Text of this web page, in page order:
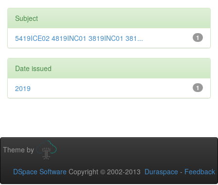
Subject
1
5419ICE02 4819INC01 3819INC01 381...
Date issued
1
2019
Theme by
DSpace Software Copyright © 2002-2013 Duraspace - Feedback